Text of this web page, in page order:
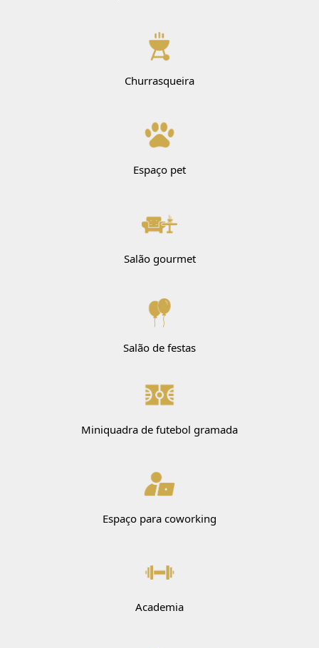
Churrasqueira
Espaço pet
Salão gourmet
Salão de festas
Miniquadra de futebol gramada
Espaço para coworking
Academia